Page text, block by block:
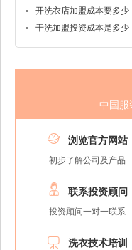
开洗衣店加盟成本要多少
干洗加盟投资成本是多少
中国服
 浏览官方网站
初步了解公司及产品
 联系投资顾问
投资顾问一对一联系
 洗衣技术培训